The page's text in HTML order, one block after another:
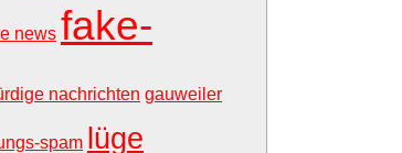
news fake-
nachrichten gauweiler
spam
lüge